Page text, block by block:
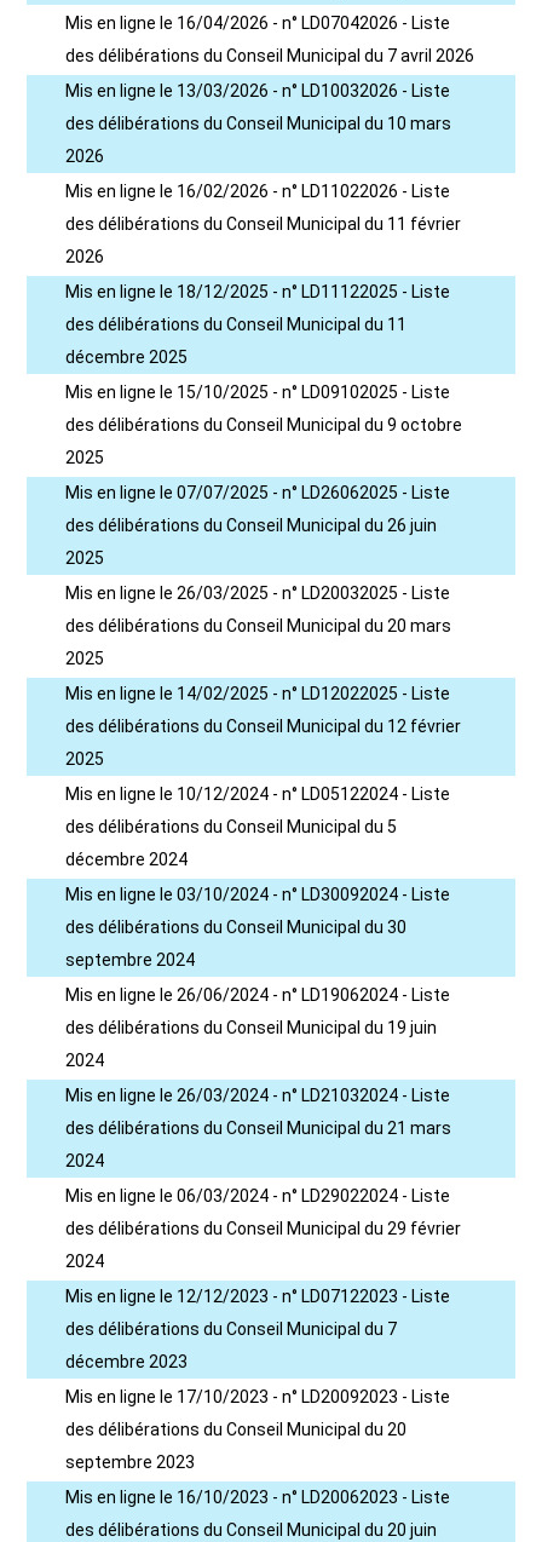
Mis en ligne le 16/04/2026 - n° LD07042026 - Liste
des délibérations du Conseil Municipal du 7 avril 2026
Mis en ligne le 13/03/2026 - n° LD10032026 - Liste
des délibérations du Conseil Municipal du 10 mars
2026
Mis en ligne le 16/02/2026 - n° LD11022026 - Liste
des délibérations du Conseil Municipal du 11 février
2026
Mis en ligne le 18/12/2025 - n° LD11122025 - Liste
des délibérations du Conseil Municipal du 11
décembre 2025
Mis en ligne le 15/10/2025 - n° LD09102025 - Liste
des délibérations du Conseil Municipal du 9 octobre
2025
Mis en ligne le 07/07/2025 - n° LD26062025 - Liste
des délibérations du Conseil Municipal du 26 juin
2025
Mis en ligne le 26/03/2025 - n° LD20032025 - Liste
des délibérations du Conseil Municipal du 20 mars
2025
Mis en ligne le 14/02/2025 - n° LD12022025 - Liste
des délibérations du Conseil Municipal du 12 février
2025
Mis en ligne le 10/12/2024 - n° LD05122024 - Liste
des délibérations du Conseil Municipal du 5
décembre 2024
Mis en ligne le 03/10/2024 - n° LD30092024 - Liste
des délibérations du Conseil Municipal du 30
septembre 2024
Mis en ligne le 26/06/2024 - n° LD19062024 - Liste
des délibérations du Conseil Municipal du 19 juin
2024
Mis en ligne le 26/03/2024 - n° LD21032024 - Liste
des délibérations du Conseil Municipal du 21 mars
2024
Mis en ligne le 06/03/2024 - n° LD29022024 - Liste
des délibérations du Conseil Municipal du 29 février
2024
Mis en ligne le 12/12/2023 - n° LD07122023 - Liste
des délibérations du Conseil Municipal du 7
décembre 2023
Mis en ligne le 17/10/2023 - n° LD20092023 - Liste
des délibérations du Conseil Municipal du 20
septembre 2023
Mis en ligne le 16/10/2023 - n° LD20062023 - Liste
des délibérations du Conseil Municipal du 20 juin